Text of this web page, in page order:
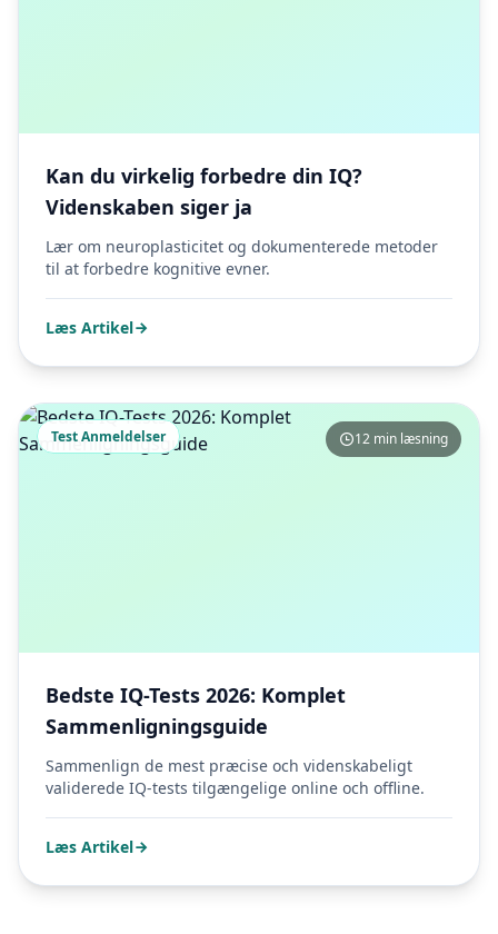
Kan du virkelig forbedre din IQ?
Videnskaben siger ja
Lær om neuroplasticitet og dokumenterede metoder
til at forbedre kognitive evner.
Læs Artikel
Test Anmeldelser 12 min læsning
Bedste IQ-Tests 2026: Komplet
Sammenligningsguide
Sammenlign de mest præcise och videnskabeligt
validerede IQ-tests tilgængelige online och offline.
Læs Artikel